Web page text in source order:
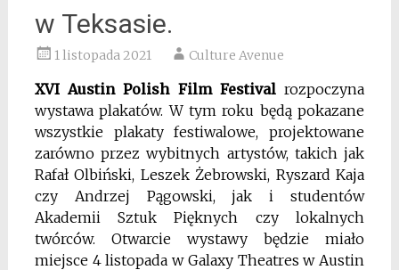
w Teksasie.
1 listopada 2021 Culture Avenue
XVI Austin Polish Film Festivalrozpoczyna
wystawa plakatów. W tym roku będą pokazane
wszystkie plakaty festiwalowe, projektowane
zarówno przez wybitnych artystów, takich jak
Rafał Olbiński, Leszek Żebrowski, Ryszard Kaja
czy Andrzej Pągowski, jak i studentów
Akademii Sztuk Pięknych czy lokalnych
twórców. Otwarcie wystawy będzie miało
miejsce 4 listopada w Galaxy Theatres w Austin